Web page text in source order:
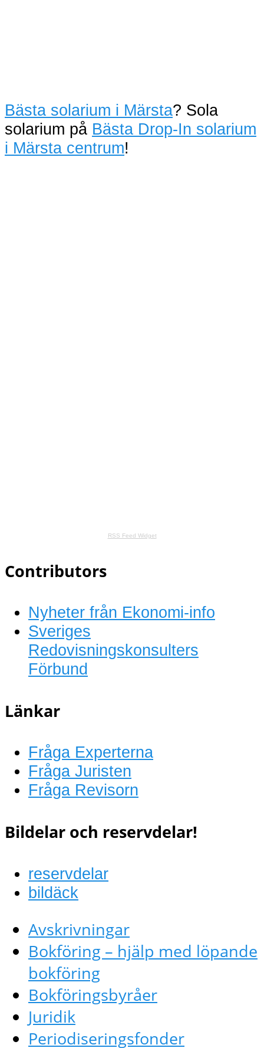
Bästa solarium i Märsta? Sola
solarium på Bästa Drop-In solarium
i Märsta centrum!
RSS Feed Widget
Contributors
Nyheter från Ekonomi-info
Sveriges
Redovisningskonsulters
Förbund
Länkar
Fråga Experterna
Fråga Juristen
Fråga Revisorn
Bildelar och reservdelar!
reservdelar
bildäck
Avskrivningar
Bokföring – hjälp med löpande
bokföring
Bokföringsbyråer
Juridik
Periodiseringsfonder